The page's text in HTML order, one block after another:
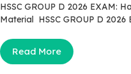
HSSC GROUP D 2026 EXAM:
Material HSSC GROUP D 2026
Read More